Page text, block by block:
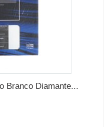
Branco Diamante...